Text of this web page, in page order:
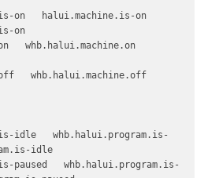
on   halui.machine.is-on
on
whb.halui.machine.on
whb.halui.machine.off
idle   whb.halui.program.is-
idle
paused   whb.halui.program.is-